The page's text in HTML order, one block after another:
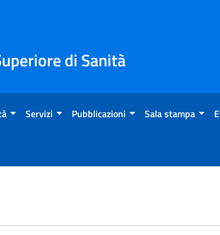
di Sanità
Servizi Pubblicazioni Sala stampa
- Eventi